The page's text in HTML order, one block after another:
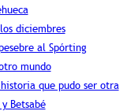
diciembres
al Spórting
mundo
historia que pudo ser otra
y Betsabé